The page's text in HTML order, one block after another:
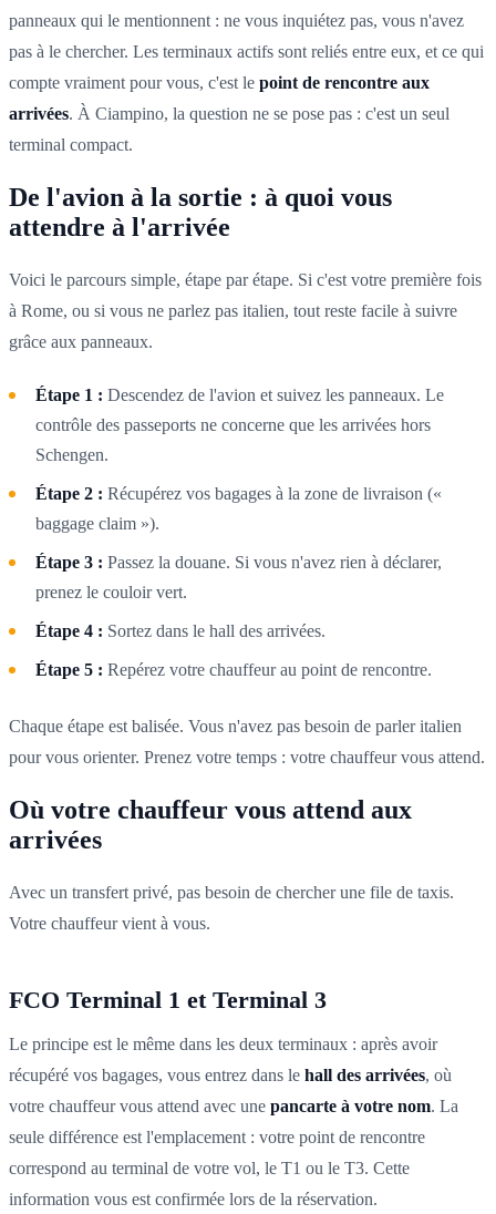
panneaux qui le mentionnent : ne vous inquiétez pas, vous n'avez
pas à le chercher. Les terminaux actifs sont reliés entre eux, et ce qui
compte vraiment pour vous, c'est le point de rencontre aux
arrivées. À Ciampino, la question ne se pose pas : c'est un seul
terminal compact.
De l'avion à la sortie : à quoi vous
attendre à l'arrivée
Voici le parcours simple, étape par étape. Si c'est votre première fois
à Rome, ou si vous ne parlez pas italien, tout reste facile à suivre
grâce aux panneaux.
Étape 1 : Descendez de l'avion et suivez les panneaux. Le
contrôle des passeports ne concerne que les arrivées hors
Schengen.
Étape 2 : Récupérez vos bagages à la zone de livraison («
baggage claim »).
Étape 3 : Passez la douane. Si vous n'avez rien à déclarer,
prenez le couloir vert.
Étape 4 : Sortez dans le hall des arrivées.
Étape 5 : Repérez votre chauffeur au point de rencontre.
Chaque étape est balisée. Vous n'avez pas besoin de parler italien
pour vous orienter. Prenez votre temps : votre chauffeur vous attend.
Où votre chauffeur vous attend aux
arrivées
Avec un transfert privé, pas besoin de chercher une file de taxis.
Votre chauffeur vient à vous.
FCO Terminal 1 et Terminal 3
Le principe est le même dans les deux terminaux : après avoir
récupéré vos bagages, vous entrez dans le hall des arrivées, où
votre chauffeur vous attend avec une pancarte à votre nom. La
seule différence est l'emplacement : votre point de rencontre
correspond au terminal de votre vol, le T1 ou le T3. Cette
information vous est confirmée lors de la réservation.